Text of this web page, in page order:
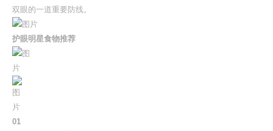
双眼的一道重要防线。
护眼明星食物推荐
01